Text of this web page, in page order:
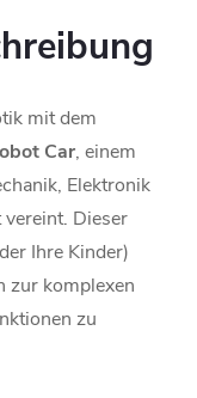
mit dem
Car, einem
Elektronik
Dieser
Ihre Kinder)
zur komplexen
zu